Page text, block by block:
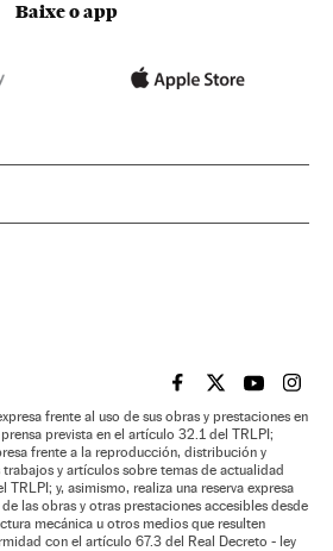
Baixe o app
EL PAÍS BRASIL EN
EL PAÍSEL PAÍS
EL
frente al uso de sus obras y prestaciones en
prevista en el artículo 32.1 del TRLPI;
frente a la reproducción, distribución y
y artículos sobre temas de actualidad
y, asimismo, realiza una reserva expresa
las obras y otras prestaciones accesibles desde
mecánica u otros medios que resulten
con el artículo 67.3 del Real Decreto - ley